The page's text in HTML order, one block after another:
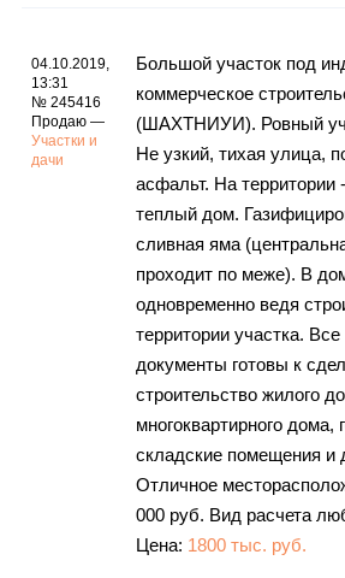
04.10.2019,
13:31
№ 245416
Продаю —
Участки и
дачи
Большой участок под
коммерческое
(ШАХТНИУИ). Ровный
Не узкий, тихая улица,
асфальт. На территории
теплый дом.
сливная яма
проходит по меже). В
одновременно ведя
территории участка.
документы готовы к
строительство жилого
многоквартирного дома,
складские помещения и
Отличное
000 руб. Вид расчета
Цена: 1800 тыс. руб.